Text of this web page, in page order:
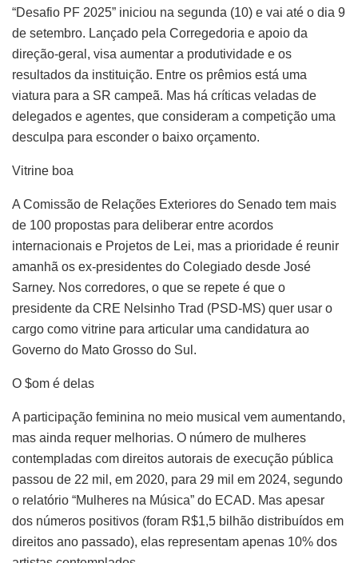
“Desafio PF 2025” iniciou na segunda (10) e vai até o dia 9
de setembro. Lançado pela Corregedoria e apoio da
direção-geral, visa aumentar a produtividade e os
resultados da instituição. Entre os prêmios está uma
viatura para a SR campeã. Mas há críticas veladas de
delegados e agentes, que consideram a competição uma
desculpa para esconder o baixo orçamento.
Vitrine boa
A Comissão de Relações Exteriores do Senado tem mais
de 100 propostas para deliberar entre acordos
internacionais e Projetos de Lei, mas a prioridade é reunir
amanhã os ex-presidentes do Colegiado desde José
Sarney. Nos corredores, o que se repete é que o
presidente da CRE Nelsinho Trad (PSD-MS) quer usar o
cargo como vitrine para articular uma candidatura ao
Governo do Mato Grosso do Sul.
O $om é delas
A participação feminina no meio musical vem aumentando,
mas ainda requer melhorias. O número de mulheres
contempladas com direitos autorais de execução pública
passou de 22 mil, em 2020, para 29 mil em 2024, segundo
o relatório “Mulheres na Música” do ECAD. Mas apesar
dos números positivos (foram R$1,5 bilhão distribuídos em
direitos ano passado), elas representam apenas 10% dos